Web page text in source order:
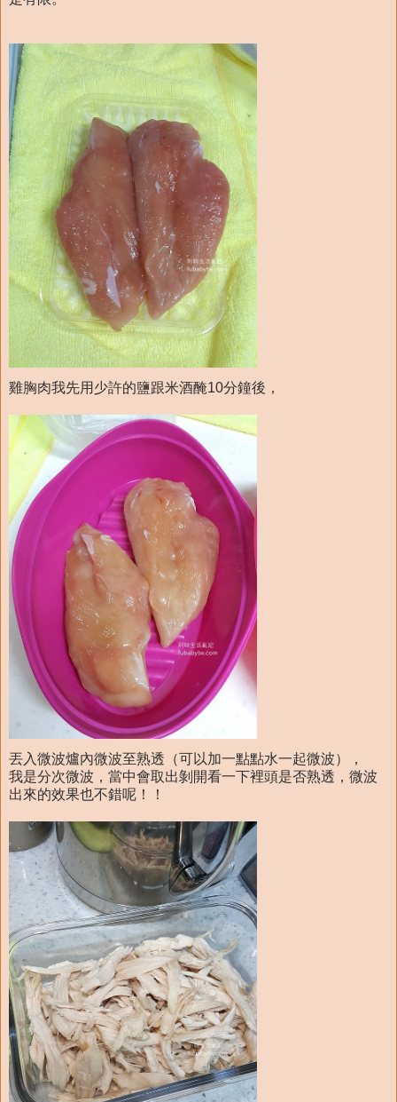
雞胸肉我先用少許的鹽跟米酒醃10分鐘後，
丟入微波爐內微波至熟透（可以加一點點水一起微波），
我是分次微波，當中會取出剝開看一下裡頭是否熟透，微波
出來的效果也不錯呢！！